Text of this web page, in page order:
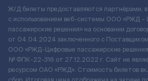
Ж/Д билеты предоставляются партнёрами,
с использованием веб-системы ООО «РЖД –
пассажирские решения» на основании
от 04.04.2024 заключенного с Поставщиком
ООО «РЖД-Цифровые пассажирские
№ ФПК-22-316 от 27.12.2022 г. Сайт не
ресурсом ОАО «РЖД». Стоимость билетов